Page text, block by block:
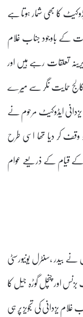
کا بھی شمار ہوتا ہے
کے باوجود جناب غلام
مرحوم سے میرے 30 سالہ دیرینہ تعلقات رہے ہیں اور
حمایت نگر سے میرے
ایڈوکیٹ مرحوم نے
کر دیا تھا اسی طرح
قیام کے ذریعے عوام
نے بیدر ،سنٹرل یونیورسٹی
اور چنچل گوڑہ جیل کا
غلام یزدانی کی تجویز پر ہی